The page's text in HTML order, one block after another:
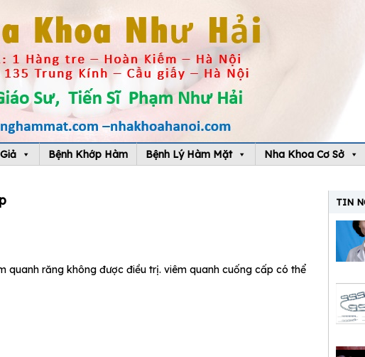
Bệnh Khớp Hàm Bệnh Lý Hàm Mặt Nha Khoa Cơ Sở
răng không được điều trị. viêm quanh cuống cấp có thể
TIN